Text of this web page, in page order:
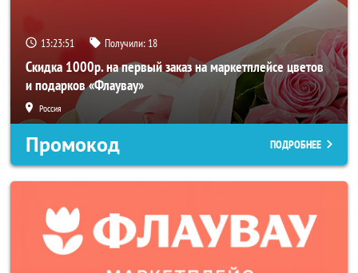
13:23:51 Получили: 18
Скидка 1000р. на первый заказ на маркетплейсе цветов
и подарков «Флаувау»
Россия
Промокод ПОДРОБНЕЕ